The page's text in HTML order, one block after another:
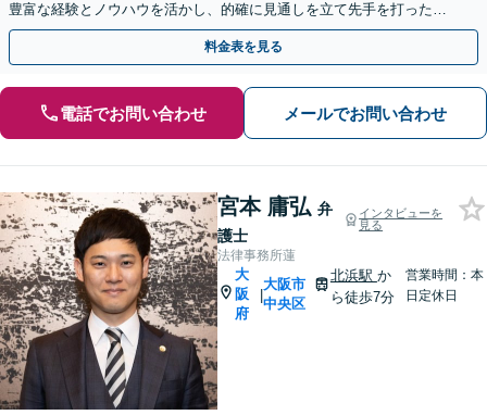
豊富な経験とノウハウを活かし、的確に見通しを立て先手を打った対
応が強みです。顧問契約の実績も多数あり【淀屋橋2分】
料金表を見る
電話でお問い合わせ メールでお問い合わせ
宮本 庸弘 弁
護士
インタビューを
見る
法律事務所蓮
大
阪
府
|
大阪市
中央区
北浜駅 か
ら徒歩7分
営業時間：本
日定休日